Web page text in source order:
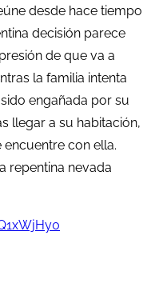
desde hace tiempo
decisión parece
de que va a
la familia intenta
engañada por su
llegar a su habitación,
con ella.
repentina nevada